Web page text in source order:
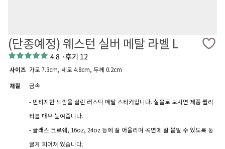
(단종예정) 웨스턴 실버 메탈 라벨 L
4.8 ·후기 12
사이즈 가로 7.3cm, 세로 4.8cm, 두께 0.2cm
재질
금속
- 빈티지한 느낌을 살린 러스틱 메탈 스티커입니다. 실물로 보시면 제품 퀄리
티를 매우 높여줍니다.
- 글래스 크로쉐, 16oz, 24oz 등에 잘 어울리며 곡면에 잘 붙일 수 있도록 둥
글게 휘어져 있습니다.